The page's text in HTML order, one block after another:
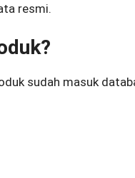
resmi.
sudah masuk